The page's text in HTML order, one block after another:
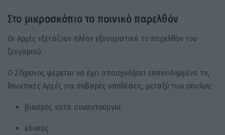
Στο μικροσκόπιο το ποινικό παρελθόν
Οι Αρχές εξετάζουν πλέον εξονυχιστικά το παρελθόν του
ζευγαριού.
Ο 27χρονος φέρεται να έχει απασχολήσει επανειλημμένα τις
διωκτικές Αρχές για σοβαρές υποθέσεις, μεταξύ των οποίων:
βιασμός κατά συναυτουργία
κλοπές